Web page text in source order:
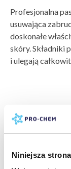
Niniejsza
Profesjonalna
usuwająca
doskonałe
skóry. Składniki
i ulegają
stopnia
Dawkowanie
5 ml na jedno
arkusz
producent:
odczyn PH: